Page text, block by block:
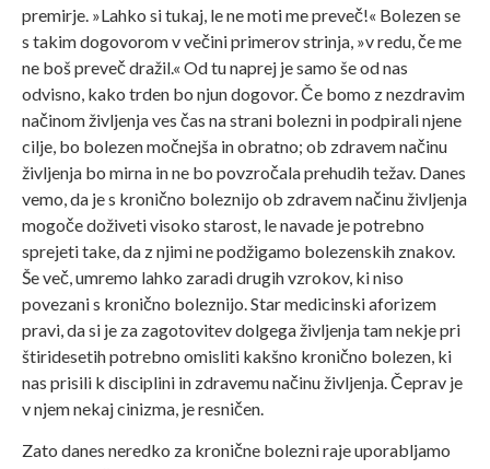
premirje. »Lahko si tukaj, le ne moti me preveč!« Bolezen se
s takim dogovorom v večini primerov strinja, »v redu, če me
ne boš preveč dražil.« Od tu naprej je samo še od nas
odvisno, kako trden bo njun dogovor. Če bomo z nezdravim
načinom življenja ves čas na strani bolezni in podpirali njene
cilje, bo bolezen močnejša in obratno; ob zdravem načinu
življenja bo mirna in ne bo povzročala prehudih težav. Danes
vemo, da je s kronično boleznijo ob zdravem načinu življenja
mogoče doživeti visoko starost, le navade je potrebno
sprejeti take, da z njimi ne podžigamo bolezenskih znakov.
Še več, umremo lahko zaradi drugih vzrokov, ki niso
povezani s kronično boleznijo. Star medicinski aforizem
pravi, da si je za zagotovitev dolgega življenja tam nekje pri
štiridesetih potrebno omisliti kakšno kronično bolezen, ki
nas prisili k disciplini in zdravemu načinu življenja. Čeprav je
v njem nekaj cinizma, je resničen.
Zato danes neredko za kronične bolezni raje uporabljamo